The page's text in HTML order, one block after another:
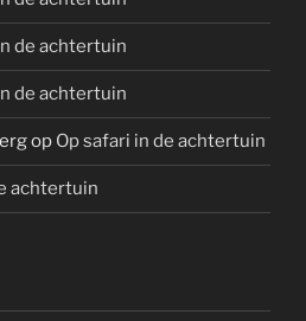
de achtertuin
de achtertuin
op Op safari in de achtertuin
achtertuin